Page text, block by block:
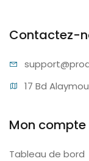
Contactez-
support@pr
17 Bd
Mon compte
Tableau de bord